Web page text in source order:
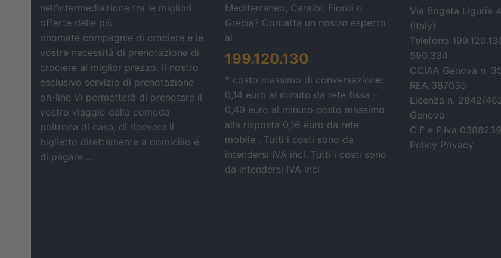
nell’intermediazione tra le migliori
offerte delle più
rinomate compagnie di crociere e le
vostre necessità di prenotazione di
crociere al miglior prezzo. Il nostro
esclusivo servizio di prenotazione
on-line Vi permetterà di prenotare il
vostro viaggio dalla comoda
poltrona di casa, di ricevere il
biglietto direttamente a domicilio e
di pagare …
Mediterraneo, Caraibi, Fiordi o
Grecia? Contatta un nostro esperto
al
199.120.130
* costo massimo di conversazione:
0,14 euro al minuto da rete fissa –
0,49 euro al minuto costo massimo
alla risposta 0,16 euro da rete
mobile . Tutti i costi sono da
intendersi IVA incl. Tutti i costi sono
da intendersi IVA incl.
Via Brigata Liguria
(Italy)
Telefono
590.334
CCIAA Genova n.
REA 387035
Licenza n. 2842/
Genova
C.F e P.Iva
Policy Privacy